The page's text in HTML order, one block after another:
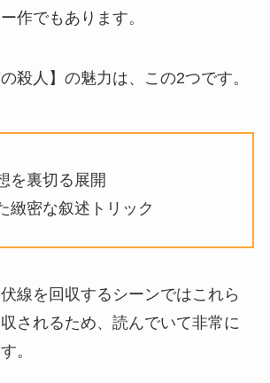
作でもあります。
殺人】の魅力は、この2つです。
を裏切る展開
緻密な叙述トリック
線を回収するシーンではこれら
されるため、読んでいて非常に
。